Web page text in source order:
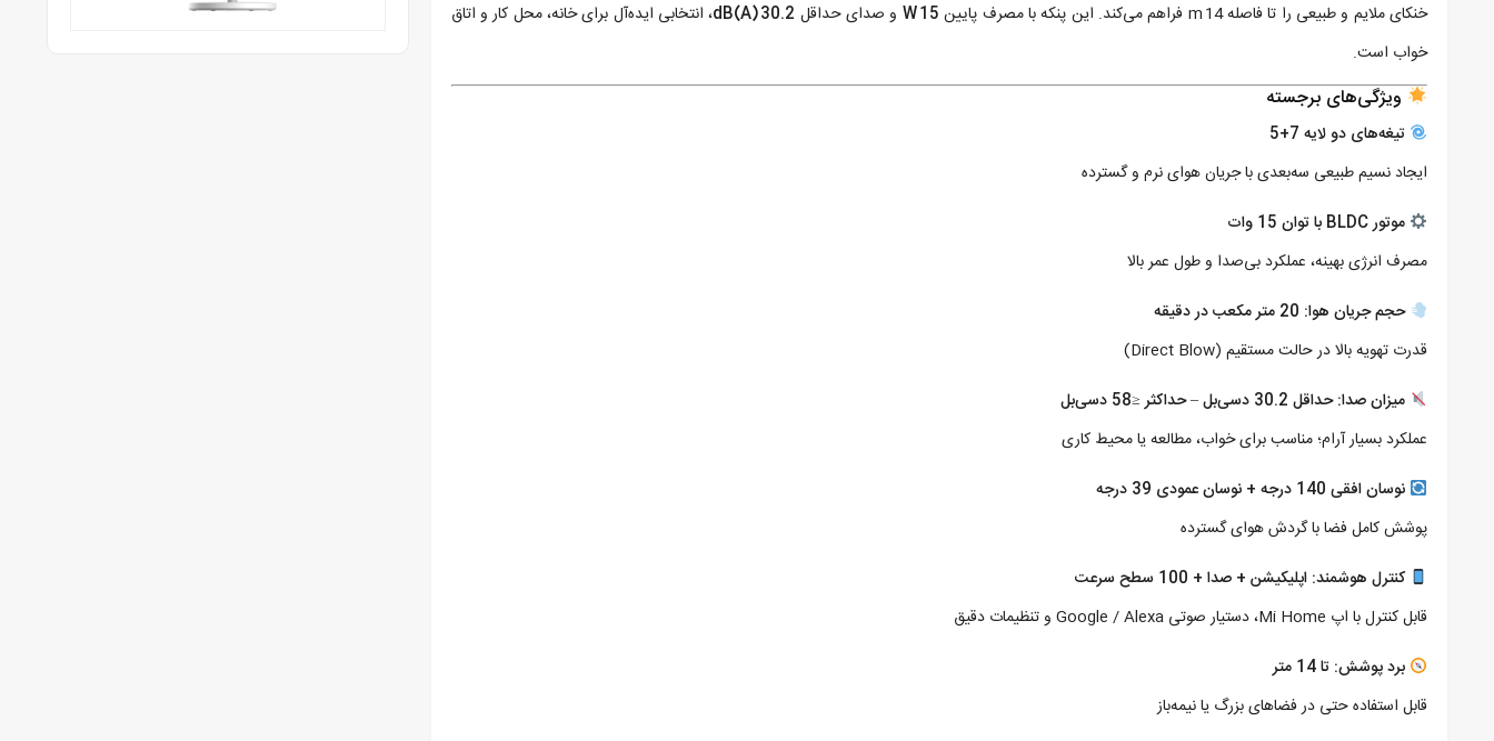
خنکای ملایم و طبیعی را تا فاصله 14 m فراهم می‌کند. این پنکه با مصرف پایین
15 W و صدای حداقل 30.2 dB(A)
، انتخابی ایده‌آل برای خانه، محل کار و اتاق
خواب است.
ویژگی‌های برجسته
تیغه‌های دو لایه 7+5
ایجاد نسیم طبیعی سه‌بعدی با جریان هوای نرم و گسترده
موتور BLDC با توان 15 وات
مصرف انرژی بهینه، عملکرد بی‌صدا و طول عمر بالا
حجم جریان هوا: 20 متر مکعب در دقیقه
قدرت تهویه بالا در حالت مستقیم (Direct Blow)
میزان صدا: حداقل 30.2 دسی‌بل – حداکثر ≤58 دسی‌بل
عملکرد بسیار آرام؛ مناسب برای خواب، مطالعه یا محیط کاری
نوسان افقی 140 درجه + نوسان عمودی 39 درجه
پوشش کامل فضا با گردش هوای گسترده
کنترل هوشمند: اپلیکیشن + صدا + 100 سطح سرعت
قابل کنترل با اپ Mi Home، دستیار صوتی Google / Alexa و تنظیمات دقیق
برد پوشش: تا 14 متر
قابل استفاده حتی در فضاهای بزرگ یا نیمه‌باز